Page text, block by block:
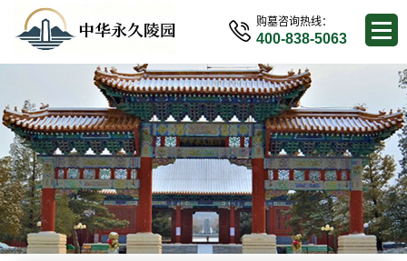
购墓咨询热线：
400-838-5063